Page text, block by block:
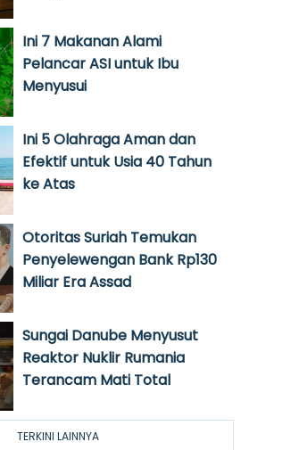
Ini 7 Makanan Alami
Pelancar ASI untuk Ibu
Menyusui
Ini 5 Olahraga Aman dan
Efektif untuk Usia 40 Tahun
ke Atas
Otoritas Suriah Temukan
Penyelewengan Bank Rp130
Miliar Era Assad
Sungai Danube Menyusut
Reaktor Nuklir Rumania
Terancam Mati Total
TERKINI LAINNYA